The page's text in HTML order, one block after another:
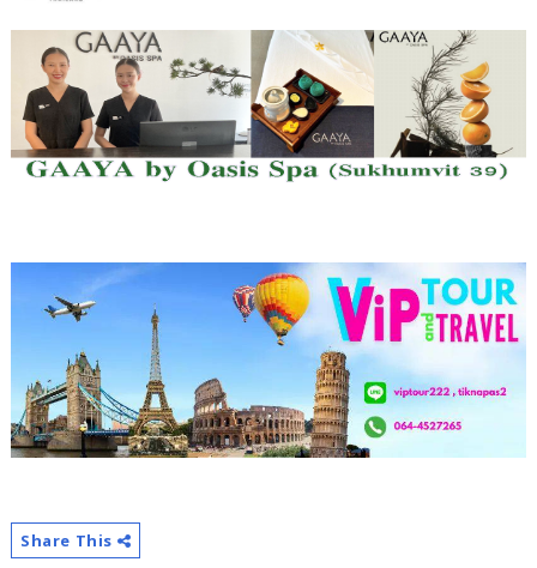
Share This